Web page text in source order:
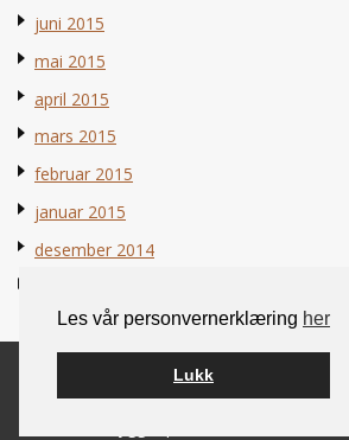
Les vår personvernerklæring her
Lukk
juni 2015
mai 2015
april 2015
mars 2015
februar 2015
januar 2015
desember 2014
© 2026 Norsk Berner